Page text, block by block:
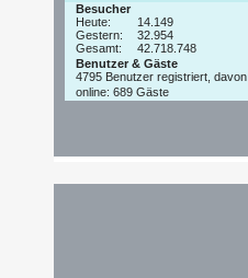
Besucher
Heute:
14.149
Gestern:
32.954
Gesamt:
42.718.748
Benutzer & Gäste
4795 Benutzer registriert, davon
online: 689 Gäste